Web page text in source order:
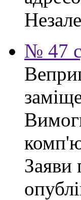
№ 47
Заяви